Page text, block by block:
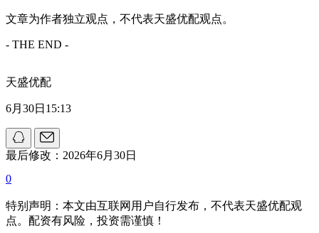
文章为作者独立观点，不代表天盛优配观点。
- THE END -
天盛优配
6月30日15:13
最后修改：2026年6月30日
0
特别声明：本文由互联网用户自行发布，不代表天盛优配观
点。配资有风险，投资需谨慎！